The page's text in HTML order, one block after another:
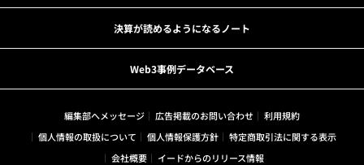
決算が読めるようになるノート
Web3事例データベース
編集部へメッセージ 広告掲載のお問い合わせ
利用規約
個人情報の取扱について
個人情報保護方針
特定商取引法に関する表示
会社概要
イードからのリリース情報